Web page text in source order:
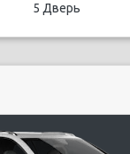
5 Дверь